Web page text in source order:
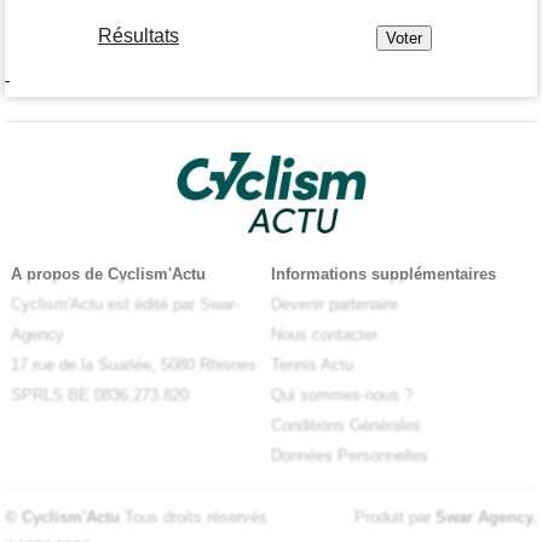
Résultats
-
A propos de Cyclism'Actu
Cyclism'Actu est édité par Swar-
Agency
17 rue de la Suarlée, 5080 Rhisnes
SPRLS BE 0836.273.820
Informations supplémentaires
Devenir partenaire
Nous contacter
Tennis Actu
Qui sommes-nous ?
Conditions Générales
Données Personnelles
© Cyclism'Actu Tous droits réservés
Produit par Swar Agency.